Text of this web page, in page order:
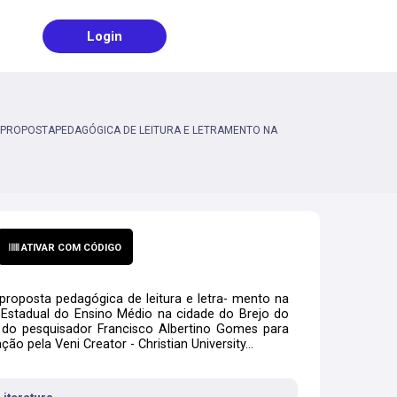
Login
DE LEITURA E LETRAMENTO NA
ATIVAR COM CÓDIGO
pedagógica de leitura e letra- mento na
do Ensino Médio na cidade do Brejo do
pesquisador Francisco Albertino Gomes para
pela Veni Creator - Christian University...